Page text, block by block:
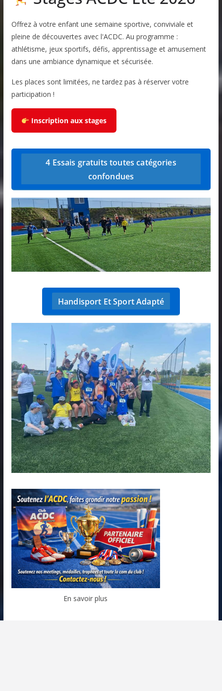
Offrez à votre enfant une semaine sportive, conviviale et
pleine de découvertes avec l'ACDC. Au programme :
athlétisme, jeux sportifs, défis, apprentissage et amusement
dans une ambiance dynamique et sécurisée.
Les places sont limitées, ne tardez pas à réserver votre
participation !
Inscription aux stages
4 Essais gratuits toutes catégories
confondues
Handisport Et Sport Adapté
En savoir plus